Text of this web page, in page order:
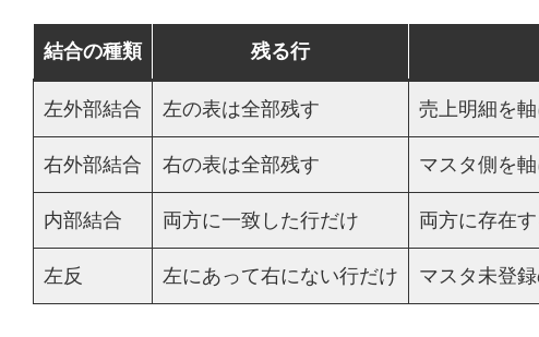
結合の種類 残る行
左外部結合 左の表は全部残す 売上明細を
右外部結合 右の表は全部残す マスタ側を
内部結合 両方に一致した行だけ 両方に存在
左反 左にあって右にない行だけ マスタ未登